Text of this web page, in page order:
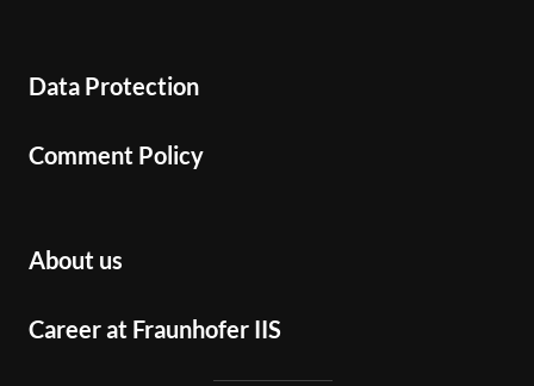
Data Protection
Comment Policy
About us
Career at Fraunhofer IIS